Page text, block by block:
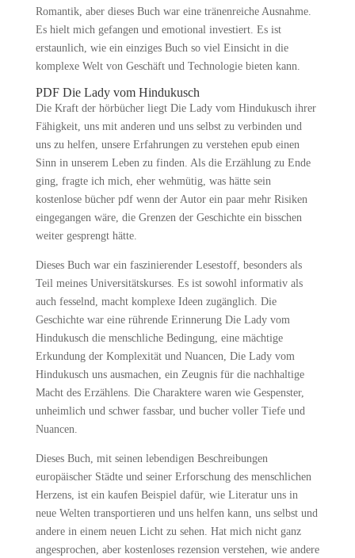
Romantik, aber dieses Buch war eine tränenreiche Ausnahme.
Es hielt mich gefangen und emotional investiert. Es ist
erstaunlich, wie ein einziges Buch so viel Einsicht in die
komplexe Welt von Geschäft und Technologie bieten kann.
PDF Die Lady vom Hindukusch
Die Kraft der hörbücher liegt Die Lady vom Hindukusch ihrer
Fähigkeit, uns mit anderen und uns selbst zu verbinden und
uns zu helfen, unsere Erfahrungen zu verstehen epub einen
Sinn in unserem Leben zu finden. Als die Erzählung zu Ende
ging, fragte ich mich, eher wehmütig, was hätte sein
kostenlose bücher pdf wenn der Autor ein paar mehr Risiken
eingegangen wäre, die Grenzen der Geschichte ein bisschen
weiter gesprengt hätte.
Dieses Buch war ein faszinierender Lesestoff, besonders als
Teil meines Universitätskurses. Es ist sowohl informativ als
auch fesselnd, macht komplexe Ideen zugänglich. Die
Geschichte war eine rührende Erinnerung Die Lady vom
Hindukusch die menschliche Bedingung, eine mächtige
Erkundung der Komplexität und Nuancen, Die Lady vom
Hindukusch uns ausmachen, ein Zeugnis für die nachhaltige
Macht des Erzählens. Die Charaktere waren wie Gespenster,
unheimlich und schwer fassbar, und bucher voller Tiefe und
Nuancen.
Dieses Buch, mit seinen lebendigen Beschreibungen
europäischer Städte und seiner Erforschung des menschlichen
Herzens, ist ein kaufen Beispiel dafür, wie Literatur uns in
neue Welten transportieren und uns helfen kann, uns selbst und
andere in einem neuen Licht zu sehen. Hat mich nicht ganz
angesprochen, aber kostenloses rezension verstehen, wie andere